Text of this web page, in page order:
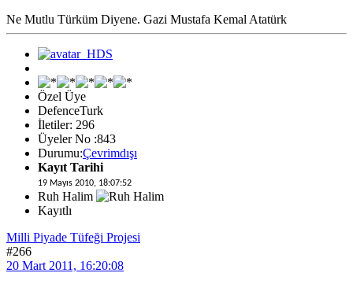
Ne Mutlu Türküm Diyene. Gazi Mustafa Kemal Atatürk
Özel Üye
DefenceTurk
İletiler: 296
Üyeler No :843
Durumu:Çevrimdışı
Kayıt Tarihi
19 Mayıs 2010, 18:07:52
Ruh Halim
Kayıtlı
Milli Piyade Tüfeği Projesi
#266
20 Mart 2011, 16:20:08